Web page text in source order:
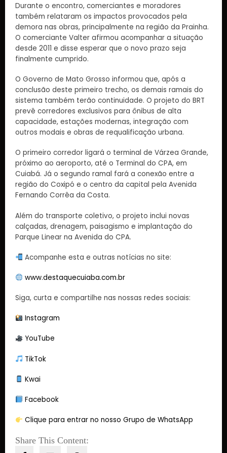
Durante o encontro, comerciantes e moradores
também relataram os impactos provocados pela
demora nas obras, principalmente na região da Prainha.
O comerciante Valter afirmou acompanhar a situação
desde 2011 e disse esperar que o novo prazo seja
finalmente cumprido.
O Governo de Mato Grosso informou que, após a
conclusão deste primeiro trecho, os demais ramais do
sistema também terão continuidade. O projeto do BRT
prevê corredores exclusivos para ônibus de alta
capacidade, estações modernas, integração com
outros modais e obras de requalificação urbana.
O primeiro corredor ligará o terminal de Várzea Grande,
próximo ao aeroporto, até o Terminal do CPA, em
Cuiabá. Já o segundo ramal fará a conexão entre a
região do Coxipó e o centro da capital pela Avenida
Fernando Corrêa da Costa.
Além do transporte coletivo, o projeto inclui novas
calçadas, drenagem, paisagismo e implantação do
Parque Linear na Avenida do CPA.
Acompanhe esta e outras notícias no site:
www.destaquecuiaba.com.br
Siga, curta e compartilhe nas nossas redes sociais:
Instagram
YouTube
TikTok
Kwai
Facebook
Clique para entrar no nosso Grupo de WhatsApp
Share This Content: